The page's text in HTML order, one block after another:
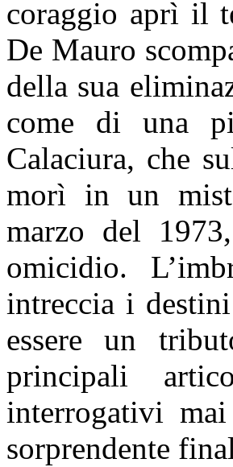
coraggio aprì il
De Mauro
della sua
come di una
Calaciura, che
morì in un
marzo del
omicidio.
intreccia i
essere un
principali
interrogativi
sorprendente